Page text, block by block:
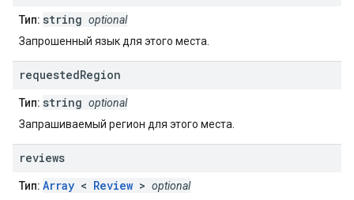
Тип: string optional
Запрошенный язык для этого места.
requestedRegion
Тип: string optional
Запрашиваемый регион для этого места.
reviews
Тип: Array < Review > optional